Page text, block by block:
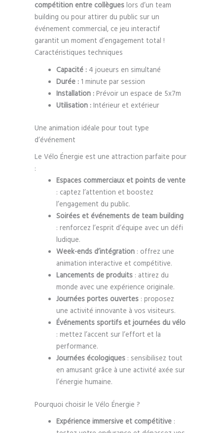
compétition entre collègues lors d’un team
building ou pour attirer du public sur un
événement commercial, ce jeu interactif
garantit un moment d’engagement total !
Caractéristiques techniques
Capacité :4 joueurs en simultané
Durée :1 minute par session
Installation :Prévoir un espace de 5x7m
Utilisation :Intérieur et extérieur
Une animation idéale pour tout type
d’événement
Le Vélo Énergie est une attraction parfaite pour
:
Espaces commerciaux et points de vente
: captez l’attention et boostez
l’engagement du public.
Soirées et événements de team building
: renforcez l’esprit d’équipe avec un défi
ludique.
Week-ends d’intégration: offrez une
animation interactive et compétitive.
Lancements de produits: attirez du
monde avec une expérience originale.
Journées portes ouvertes: proposez
une activité innovante à vos visiteurs.
Événements sportifs et journées du vélo
: mettez l’accent sur l’effort et la
performance.
Journées écologiques: sensibilisez tout
en amusant grâce à une activité axée sur
l’énergie humaine.
Pourquoi choisir le Vélo Énergie ?
Expérience immersive et compétitive: